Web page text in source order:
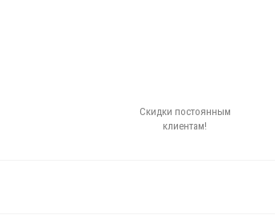
Скидки постоянным
клиентам!